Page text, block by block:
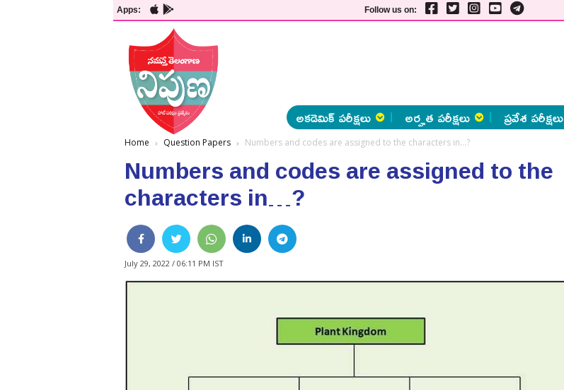
Apps: Follow us on:
అకడెమిక్ పరీక్షలు అర్హత పరీక్షలు ప్రవేశ పరీక్షలు
Home Question Papers Numbers and codes are assigned to the characters in…?
Numbers and codes are assigned to the
characters in…?
July 29, 2022 / 06:11 PM IST